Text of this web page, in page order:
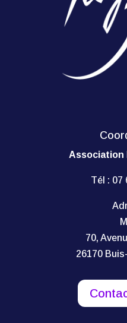
Association
Tél : 07
70,
26170